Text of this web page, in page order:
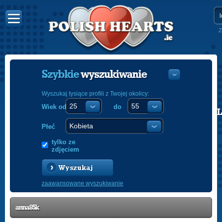
POLISH
Szybkiewyszukiwanie
Wyszukaj tysiące profili z Twojej okolicy:
Wiek od do
Płeć
tylko ze
zdjęciem
Wyszukaj
zaawansowane wyszukiwanie
anna85k